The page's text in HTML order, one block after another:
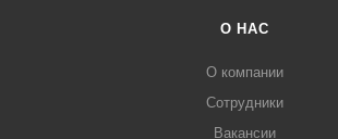
О НАС
О компании
Сотрудники
Вакансии